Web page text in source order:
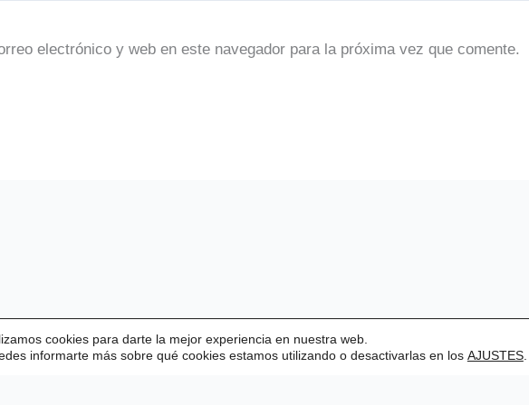
electrónico y web en este navegador para la próxima vez que comente.
Aviso legal|Estatutos
cookies para darte la mejor experiencia en nuestra web.
informarte más sobre qué cookies estamos utilizando o desactivarlas en los AJUSTES.